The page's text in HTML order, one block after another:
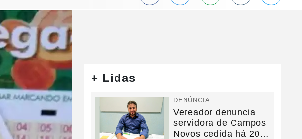
+ Lidas
DENÚNCIA
Vereador denuncia
servidora de Campos
Novos cedida há 20